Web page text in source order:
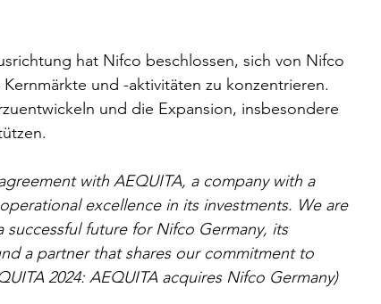
hat Nifco beschlossen, sich von Nifco
und -aktivitäten zu konzentrieren.
und die Expansion, insbesondere
with AEQUITA, a company with a
excellence in its investments. We are
future for Nifco Germany, its
a partner that shares our commitment to
2024: AEQUITA acquires Nifco Germany)